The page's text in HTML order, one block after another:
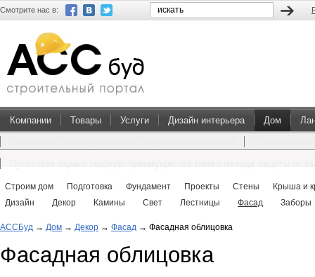
Смотрите нас в:
Компании Товары Услуги Дизайн интерьера Дом
Строим дом Подготовка Фундамент Проекты Стены
Крыша и
Дизайн
Декор Камины Свет Лестницы Фасад Заборы
АССБуд → Дом → Декор → Фасад → Фасадная облицовка
Фасадная облицовка